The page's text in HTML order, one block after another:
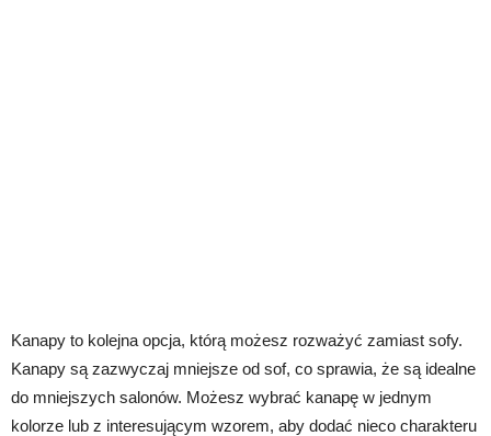
Kanapy to kolejna opcja, którą możesz rozważyć zamiast sofy.
Kanapy są zazwyczaj mniejsze od sof, co sprawia, że są idealne
do mniejszych salonów. Możesz wybrać kanapę w jednym
kolorze lub z interesującym wzorem, aby dodać nieco charakteru